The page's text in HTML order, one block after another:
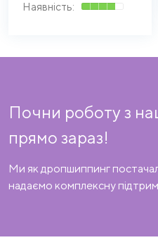
Почни роботу з
прямо зараз!
Ми як дропшиппинг
надаємо комплексну